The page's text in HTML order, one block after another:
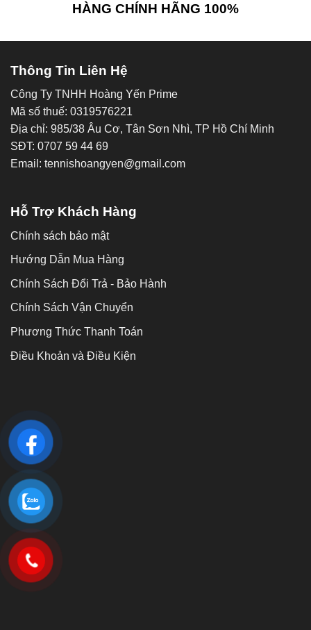
HÀNG CHÍNH HÃNG 100%
Thông Tin Liên Hệ
Công Ty TNHH Hoàng Yến Prime
Mã số thuế: 0319576221
Địa chỉ: 985/38 Âu Cơ, Tân Sơn Nhì, TP Hồ Chí Minh
SĐT: 0707 59 44 69
Email: tennishoangyen@gmail.com
Hỗ Trợ Khách Hàng
Chính sách bảo mật
Hướng Dẫn Mua Hàng
Chính Sách Đổi Trả - Bảo Hành
Chính Sách Vận Chuyển
Phương Thức Thanh Toán
Điều Khoản và Điều Kiện